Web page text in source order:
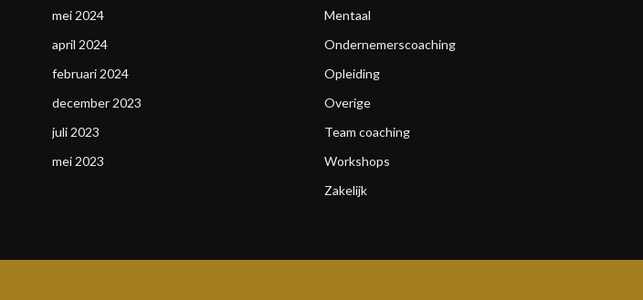
mei 2024
april 2024
februari 2024
december 2023
juli 2023
mei 2023
Mentaal
Ondernemerscoaching
Opleiding
Overige
Team coaching
Workshops
Zakelijk